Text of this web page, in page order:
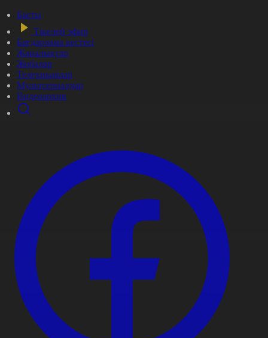
Басты
Тікелей эфир
Бағдарлама кестесі
Жаңалықтар
Жобалар
Телехикаялар
Мультсериалдар
Видеоархив